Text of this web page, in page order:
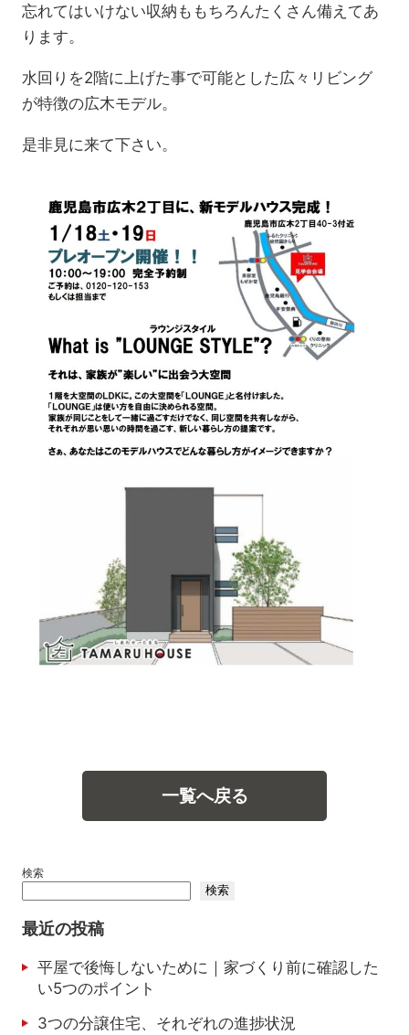
忘れてはいけない収納ももちろんたくさん備えてあ
ります。
水回りを2階に上げた事で可能とした広々リビング
が特徴の広木モデル。
是非見に来て下さい。
一覧へ戻る
検索
検索
最近の投稿
平屋で後悔しないために｜家づくり前に確認した
い5つのポイント
3つの分譲住宅、それぞれの進捗状況